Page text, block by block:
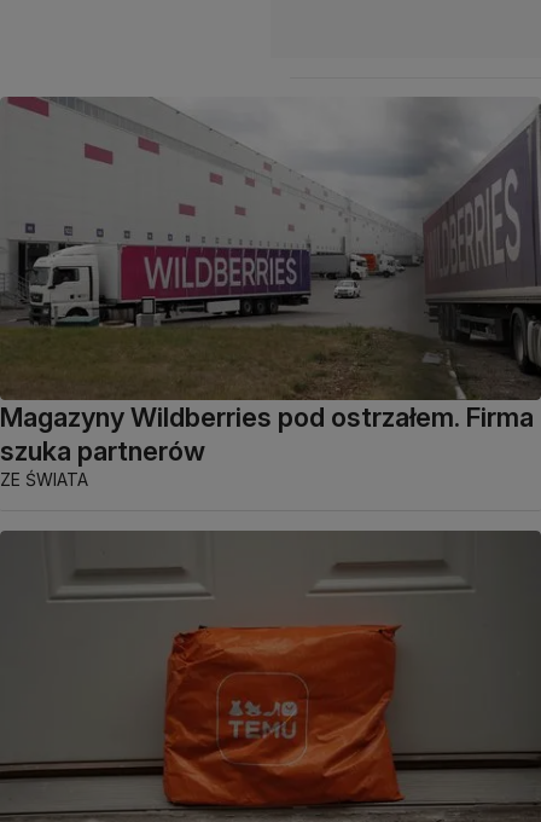
Magazyny Wildberries pod ostrzałem. Firma
szuka partnerów
ZE ŚWIATA